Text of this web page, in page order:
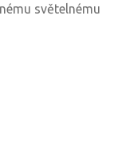
světelnému